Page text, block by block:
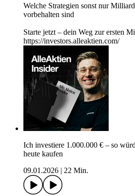
Welche Strategien sonst nur
vorbehalten sind
Starte jetzt – dein Weg zur ersten
https://investors.alleaktien.com/
Ich investiere 1.000.000 € – so
heute kaufen
09.01.2026
22 Min.